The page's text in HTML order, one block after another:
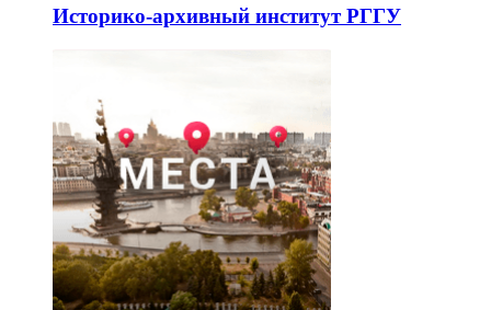
Историко-архивный институт РГГУ